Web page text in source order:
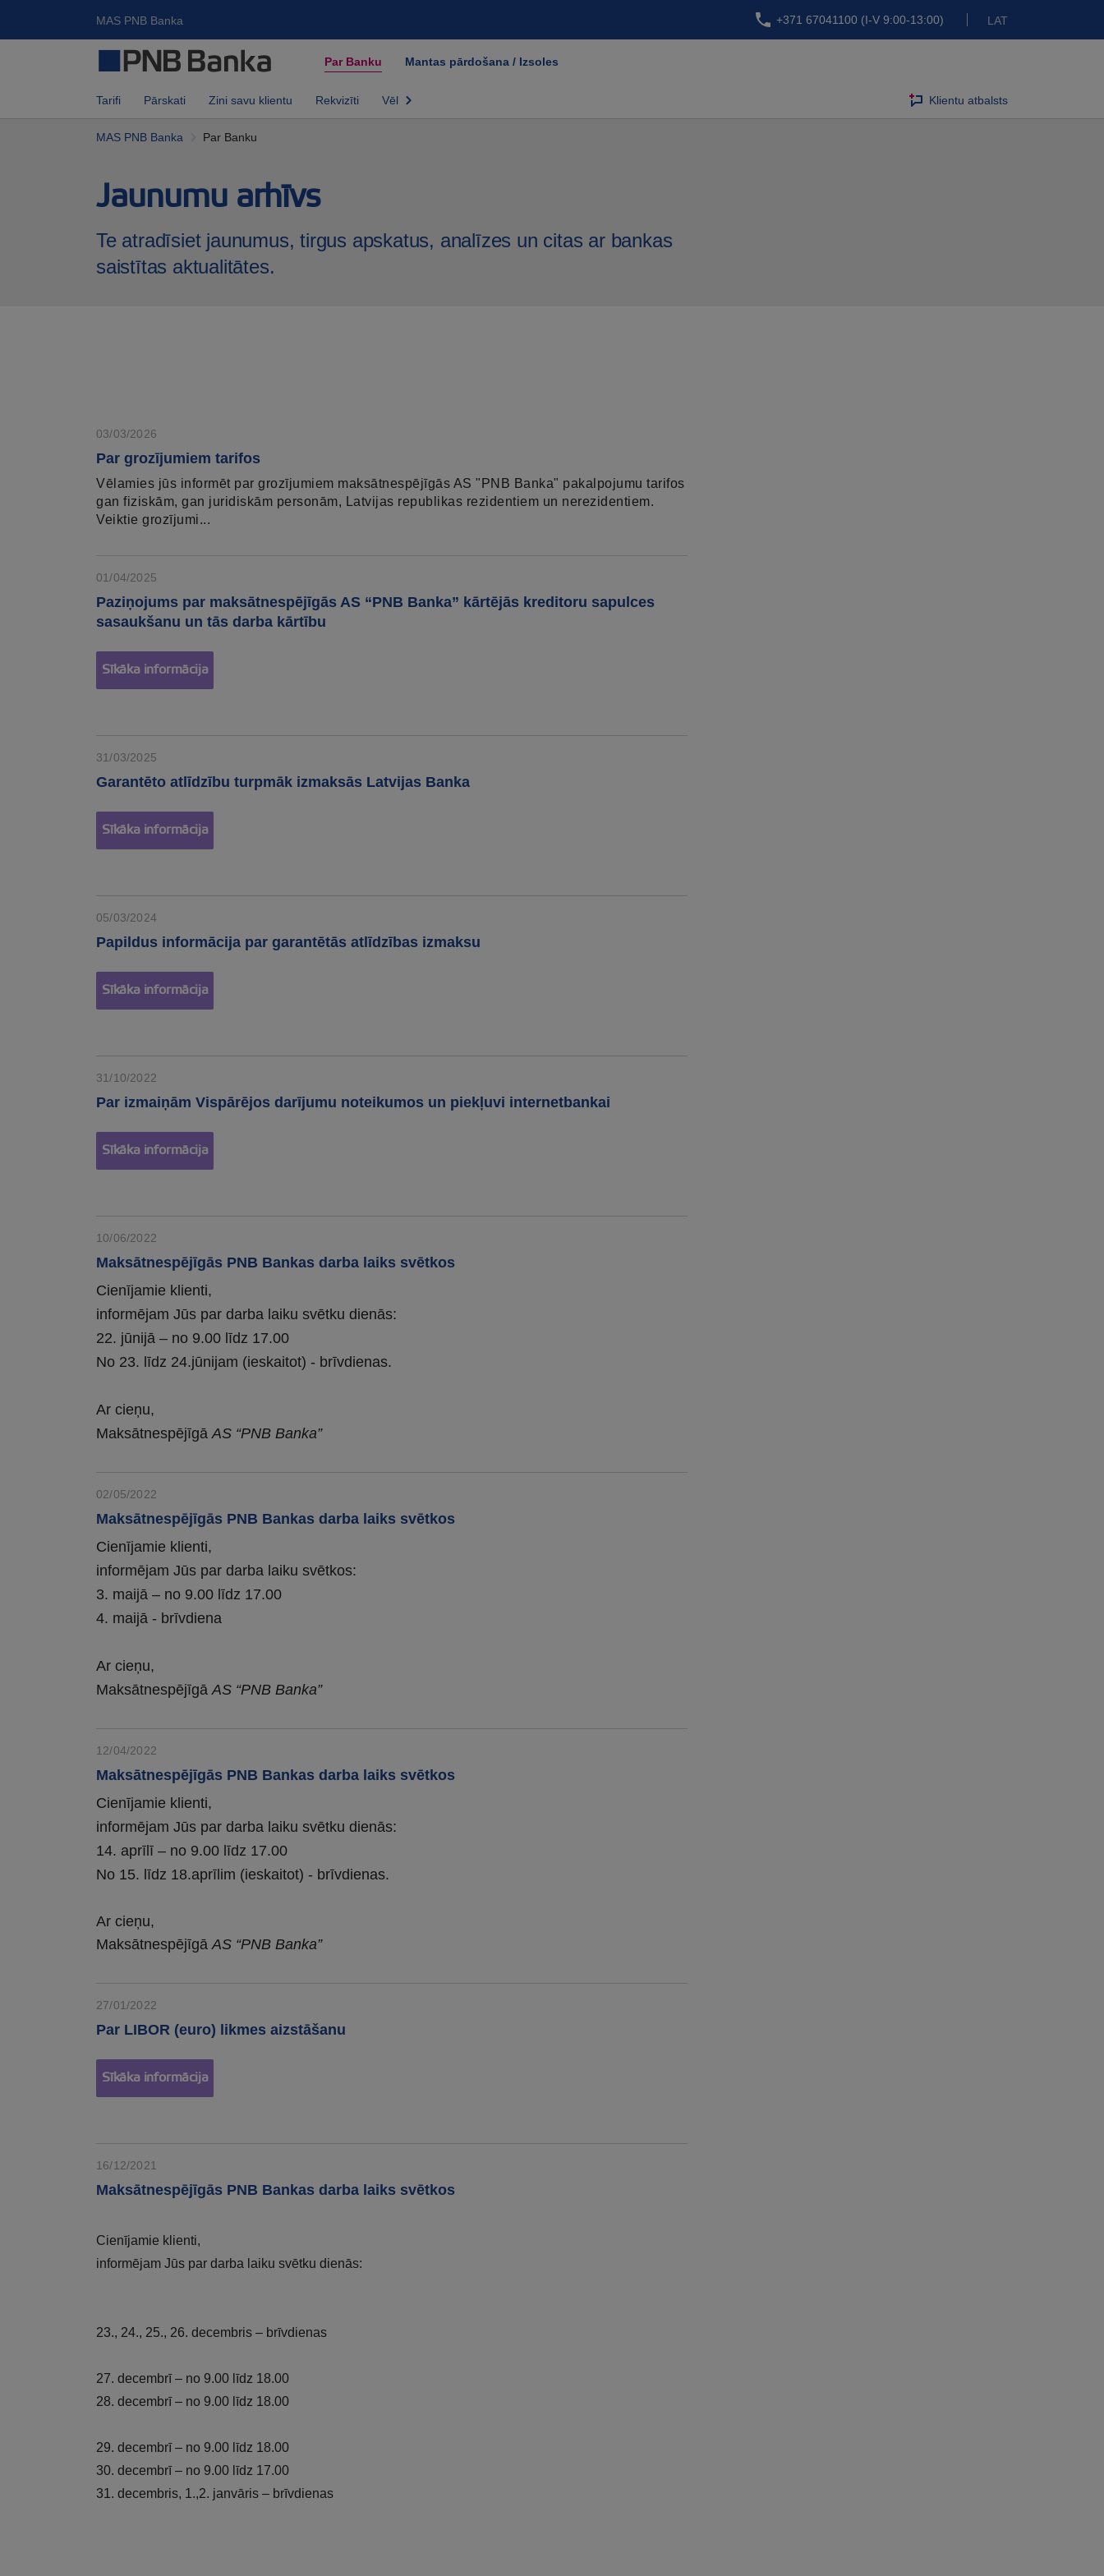
MAS PNB Banka +371 67041100 (I-V 9:00-13:00) LAT
Par Banku Mantas pārdošana / Izsoles
Tarifi Pārskati Zini savu klientu Rekvizīti Vēl Klientu atbalsts
MAS PNB Banka Par Banku
Jaunumu arhīvs
Te atradīsiet jaunumus, tirgus apskatus, analīzes un citas ar bankas
saistītas aktualitātes.
03/03/2026
Par grozījumiem tarifos
Vēlamies jūs informēt par grozījumiem maksātnespējīgās AS "PNB Banka" pakalpojumu tarifos
gan fiziskām, gan juridiskām personām, Latvijas republikas rezidentiem un nerezidentiem.
Veiktie grozījumi...
01/04/2025
Paziņojums par maksātnespējīgās AS “PNB Banka” kārtējās kreditoru sapulces
sasaukšanu un tās darba kārtību
Sīkāka informācija
31/03/2025
Garantēto atlīdzību turpmāk izmaksās Latvijas Banka
Sīkāka informācija
05/03/2024
Papildus informācija par garantētās atlīdzības izmaksu
Sīkāka informācija
31/10/2022
Par izmaiņām Vispārējos darījumu noteikumos un piekļuvi internetbankai
Sīkāka informācija
10/06/2022
Maksātnespējīgās PNB Bankas darba laiks svētkos
Cienījamie klienti,
informējam Jūs par darba laiku svētku dienās:
22. jūnijā – no 9.00 līdz 17.00
No 23. līdz 24.jūnijam (ieskaitot) - brīvdienas.
Ar cieņu,
MaksātnespējīgāAS “PNB Banka”
02/05/2022
Maksātnespējīgās PNB Bankas darba laiks svētkos
Cienījamie klienti,
informējam Jūs par darba laiku svētkos:
3. maijā – no 9.00 līdz 17.00
4. maijā - brīvdiena
Ar cieņu,
MaksātnespējīgāAS “PNB Banka”
12/04/2022
Maksātnespējīgās PNB Bankas darba laiks svētkos
Cienījamie klienti,
informējam Jūs par darba laiku svētku dienās:
14. aprīlī – no 9.00 līdz 17.00
No 15. līdz 18.aprīlim (ieskaitot) - brīvdienas.
Ar cieņu,
MaksātnespējīgāAS “PNB Banka”
27/01/2022
Par LIBOR (euro) likmes aizstāšanu
Sīkāka informācija
16/12/2021
Maksātnespējīgās PNB Bankas darba laiks svētkos
Cienījamie klienti,
informējam Jūs par darba laiku svētku dienās:
23., 24., 25., 26. decembris – brīvdienas
27. decembrī – no 9.00 līdz 18.00
28. decembrī – no 9.00 līdz 18.00
29. decembrī – no 9.00 līdz 18.00
30. decembrī – no 9.00 līdz 17.00
31. decembris, 1.,2. janvāris – brīvdienas